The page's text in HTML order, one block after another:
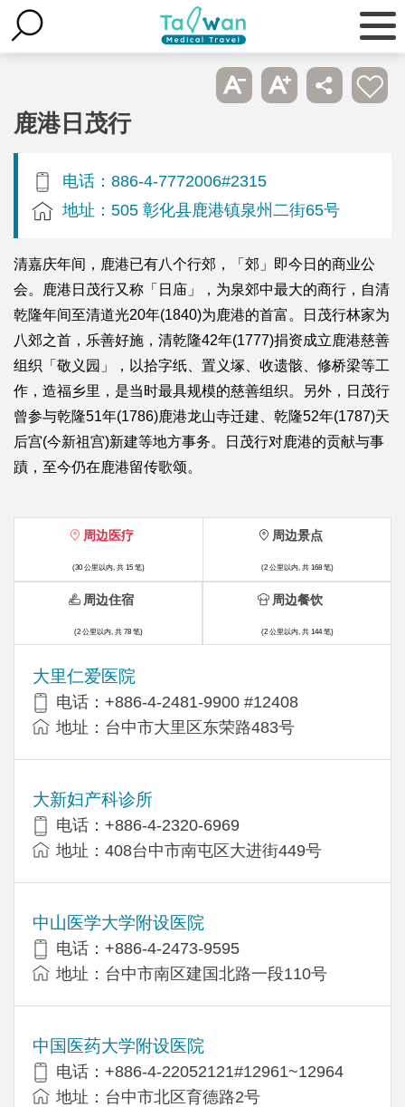
鹿港日茂行
电话：886-4-7772006#2315
地址：505 彰化县鹿港镇泉州二街65号
清嘉庆年间，鹿港已有八个行郊，「郊」即今日的商业公
会。鹿港日茂行又称「日庙」，为泉郊中最大的商行，自清
乾隆年间至清道光20年(1840)为鹿港的首富。日茂行林家为
八郊之首，乐善好施，清乾隆42年(1777)捐资成立鹿港慈善
组织「敬义园」，以拾字纸、置义塚、收遗骸、修桥梁等工
作，造福乡里，是当时最具规模的慈善组织。另外，日茂行
曾参与乾隆51年(1786)鹿港龙山寺迁建、乾隆52年(1787)天
后宫(今新祖宫)新建等地方事务。日茂行对鹿港的贡献与事
蹟，至今仍在鹿港留传歌颂。
周边医疗
(30 公里以内, 共 15 笔)
大里仁爱医院
电话：+886-4-2481-9900 #12408
地址：台中市大里区东荣路483号
大新妇产科诊所
电话：+886-4-2320-6969
地址：408台中市南屯区大进街449号
中山医学大学附设医院
电话：+886-4-2473-9595
地址：台中市南区建国北路一段110号
中国医药大学附设医院
电话：+886-4-22052121#12961~12964
地址：台中市北区育德路2号
周边景点
(2 公里以内, 共 168 笔)
周边住宿
(2 公里以内, 共 78 笔)
周边餐饮
(2 公里以内, 共 144 笔)